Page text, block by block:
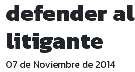
defender al
litigante
07 de Noviembre de 2014